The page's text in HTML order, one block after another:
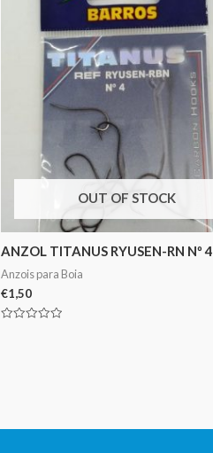
OUT OF STOCK
ANZOL TITANUS RYUSEN-RN Nº 4
Anzois para Boia
€1,50